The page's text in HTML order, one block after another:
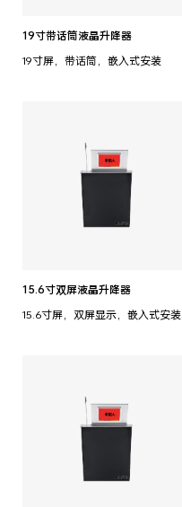
19寸带话筒液晶升降器
19寸屏，带话筒，嵌入式安装
15.6寸双屏液晶升降器
15.6寸屏，双屏显示，嵌入式安装